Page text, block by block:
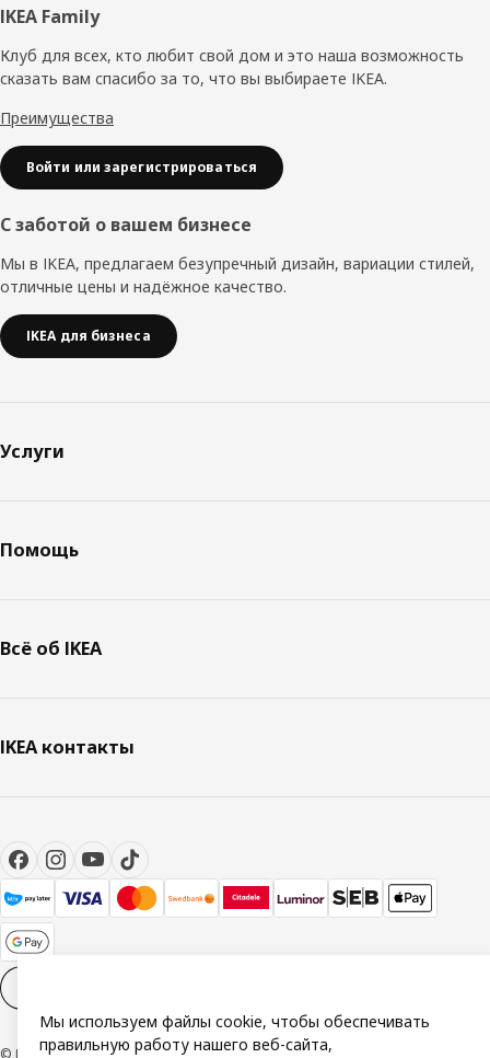
Нижний
колонтитул
IKEA Family
Клуб для всех, кто любит свой дом и это наша возможность
сказать вам спасибо за то, что вы выбираете IKEA.
Преимущества
Войти или зарегистрироваться
С заботой о вашем бизнесе
Мы в IKEA, предлагаем безупречный дизайн, вариации стилей,
отличные цены и надёжное качество.
IKEA для бизнеса
Услуги
Помощь
Всё об IKEA
IKEA контакты
© Inter IKEA Systems B.V. 1999-2026
Мы используем файлы cookie, чтобы обеспечивать
правильную работу нашего веб-сайта,